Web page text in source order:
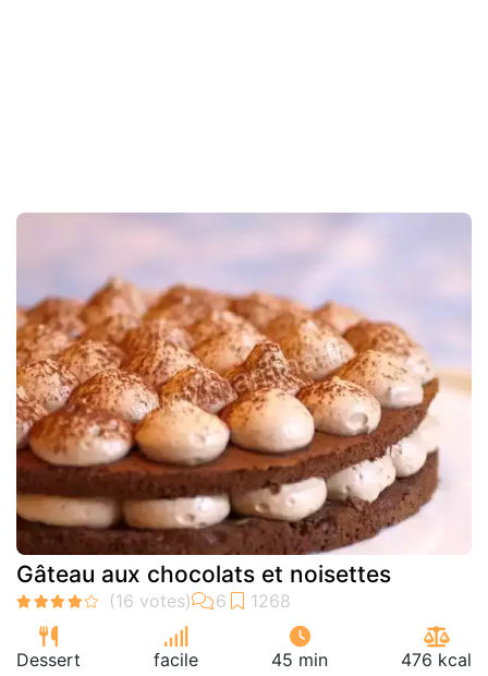
Gâteau aux chocolats et noisettes
Dessert facile 45 min 476 kcal